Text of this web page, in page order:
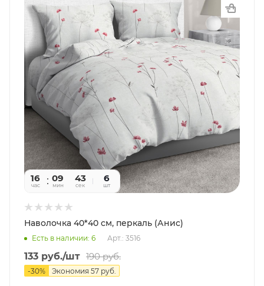
16
час
09
мин
41
сек
6
шт
Наволочка 40*40 см, перкаль (Анис)
Есть в наличии: 6 Арт.: 3516
133 руб./шт 190руб.
-30% Экономия 57 руб.